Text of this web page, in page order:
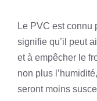
Le PVC est connu
signifie qu’il peut
et à empêcher le
non plus
seront moins